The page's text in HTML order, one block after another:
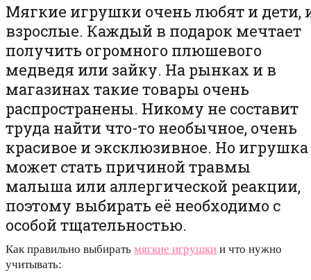
Мягкие игрушки очень любят и дети,
взрослые. Каждый в подарок мечтает
получить огромного плюшевого
медведя или зайку. На рынках и в
магазинах такие товары очень
распространены. Никому не составит
труда найти что-то необычное, очень
красивое и эксклюзивное. Но игрушка
может стать причиной травмы
малыша или аллергической реакции,
поэтому выбирать её необходимо с
особой тщательностью.
Как правильно выбирать мягкие игрушки и что нужно
учитывать: